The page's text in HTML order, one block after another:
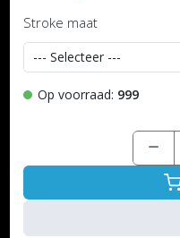
Stroke maat
Op voorraad: 999